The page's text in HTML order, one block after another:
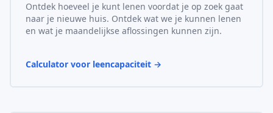
Ontdek hoeveel je kunt lenen voordat je op zoek gaat
naar je nieuwe huis. Ontdek wat we je kunnen lenen
en wat je maandelijkse aflossingen kunnen zijn.
Calculator voor leencapaciteit →